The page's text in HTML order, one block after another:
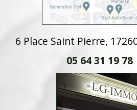
6 Place Saint Pierre,
05 64 31 19 78